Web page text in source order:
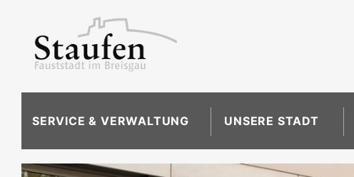
SERVICE & VERWALTUNG UNSERE STADT